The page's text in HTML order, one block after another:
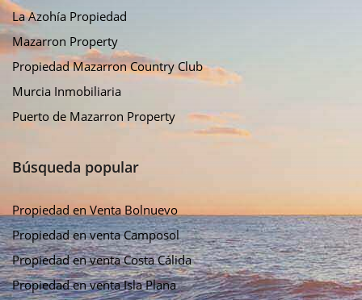
La Azohía Propiedad
Mazarron Property
Propiedad Mazarron Country Club
Murcia Inmobiliaria
Puerto de Mazarron Property
Búsqueda popular
Propiedad en Venta Bolnuevo
Propiedad en venta Camposol
Propiedad en venta Costa Cálida
Propiedad en venta Isla Plana